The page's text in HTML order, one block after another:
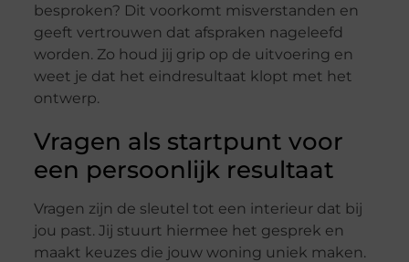
besproken? Dit voorkomt misverstanden en
geeft vertrouwen dat afspraken nageleefd
worden. Zo houd jij grip op de uitvoering en
weet je dat het eindresultaat klopt met het
ontwerp.
Vragen als startpunt voor
een persoonlijk resultaat
Vragen zijn de sleutel tot een interieur dat bij
jou past. Jij stuurt hiermee het gesprek en
maakt keuzes die jouw woning uniek maken.